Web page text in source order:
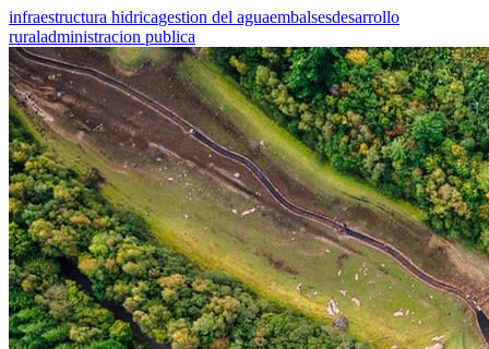
infraestructura hidricagestion del aguaembalsesdesarrollo
ruraladministracion publica